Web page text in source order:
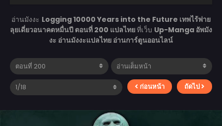
อ่านมังงะ Logging 10000 Years into the Future เทพไร้พ่าย
ลุยเดี่ยวอนาคตหมื่นปี ตอนที่ 200 แปลไทยที่เว็บ Up-Manga อัพมัง
งะ อ่านมังงะแปลไทย อ่านการ์ตูนออนไลน์
ก่อนหน้า ถัดไป